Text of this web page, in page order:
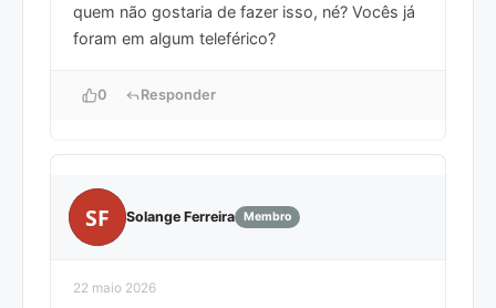
quem não gostaria de fazer isso, né? Vocês já
foram em algum teleférico?
0 Responder
SF Solange Ferreira Membro
22 maio 2026